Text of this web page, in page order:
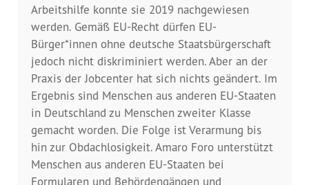
Newsletter
Fotos
Arbeitshilfe konnte sie 2019 nachgewiesen
werden. Gemäß EU-Recht dürfen EU-
Bürger*innen ohne deutsche Staatsbürgerschaft
jedoch nicht diskriminiert werden. Aber an der
Praxis der Jobcenter hat sich nichts geändert. Im
Ergebnis sind Menschen aus anderen EU-Staaten
in Deutschland zu Menschen zweiter Klasse
gemacht worden. Die Folge ist Verarmung bis
hin zur Obdachlosigkeit. Amaro Foro unterstützt
Menschen aus anderen EU-Staaten bei
Formularen und Behördengängen und